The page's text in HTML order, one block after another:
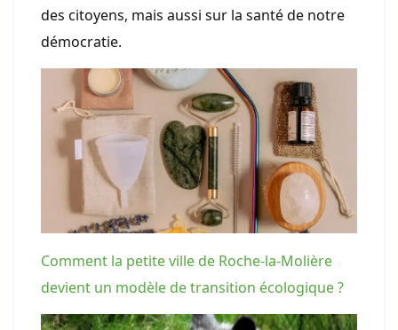
des citoyens, mais aussi sur la santé de notre
démocratie.
Comment la petite ville de Roche-la-Molière
devient un modèle de transition écologique ?